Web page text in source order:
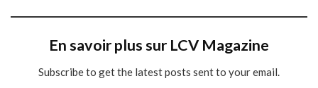
En savoir plus sur LCV Magazine
Subscribe to get the latest posts sent to your email.